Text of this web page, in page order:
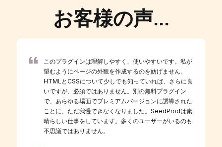
お客様の声...
このプラグインは理解しやすく、使いやすいです。私が
望むようにページの外観を作成するのを妨げません。
HTMLとCSSについて少しでも知っていれば、さらに良
いですが、必須ではありません。別の無料プラグイン
で、あらゆる場面でプレミアムバージョンに誘導された
ことに、ただ我慢できなくなりました。SeedProdは素
晴らしい仕事をしています。多くのユーザーがいるのも
不思議ではありません。